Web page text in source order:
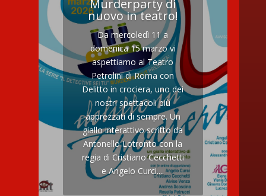
Murderparty di
nuovo in teatro!
Da mercoledì 11 a
domenica 15 marzo vi
aspettiamo al Teatro
Petrolini di Roma con
Delitto in crociera, uno dei
nostri spettacoli più
apprezzati di sempre. Un
giallo interattivo scritto da
Antonello Lotronto con la
regia di Cristiano Cecchetti
e Angelo Curci....